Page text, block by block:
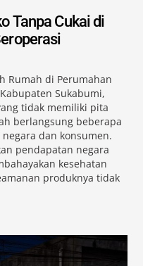
Tanpa Cukai di
Rumah di Perumahan
Sukabumi,
tidak memiliki pita
berlangsung beberapa
dan konsumen.
pendapatan negara
kesehatan
produknya tidak